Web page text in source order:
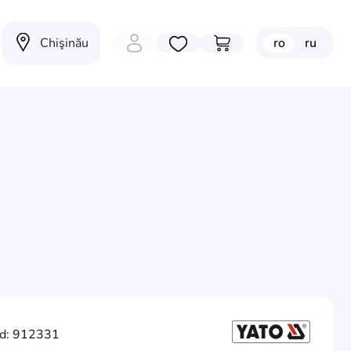
Chişinău Избранные товары
Перейти в корзину
ro ru
912331